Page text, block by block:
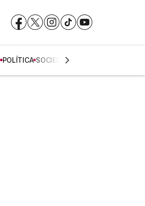
Facebook
X Instagram
TikTokYouTube
POLÍTICA SOCIEDAD
Facebook
X Instagram
TikTokYouTube